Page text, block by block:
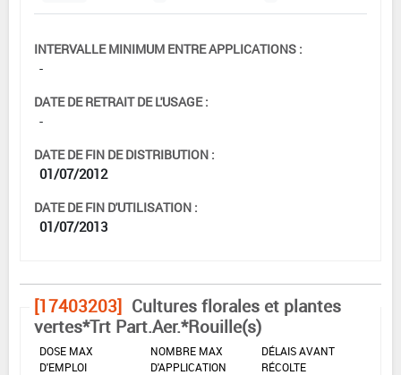
INTERVALLE MINIMUM ENTRE APPLICATIONS :
-
DATE DE RETRAIT DE L'USAGE :
-
DATE DE FIN DE DISTRIBUTION :
01/07/2012
DATE DE FIN D'UTILISATION :
01/07/2013
[17403203] Cultures florales et plantes
vertes*Trt Part.Aer.*Rouille(s)
DOSE MAX
D'EMPLOI
NOMBRE MAX
D'APPLICATION
DÉLAIS AVANT
RÉCOLTE